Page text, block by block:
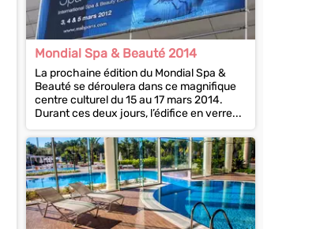
Mondial Spa & Beauté 2014
La prochaine édition du Mondial Spa &
Beauté se déroulera dans ce magnifique
centre culturel du 15 au 17 mars 2014.
Durant ces deux jours, l’édifice en verre...